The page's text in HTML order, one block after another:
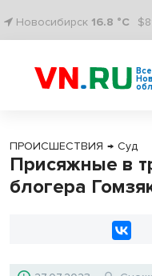
Новосибирск 16.8 °C
ПРОИСШЕСТВИЯ → Суд
Присяжные в
блогера